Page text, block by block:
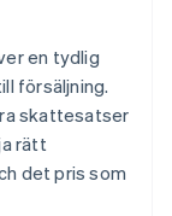
en tydlig
försäljning.
skattesatser
rätt
det pris som